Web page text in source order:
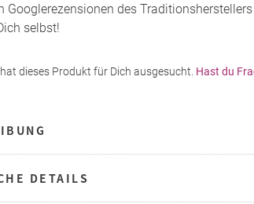
Googlerezensionen des Traditionsherstellers
selbst!
dieses Produkt für Dich ausgesucht. Hast du
DETAILS